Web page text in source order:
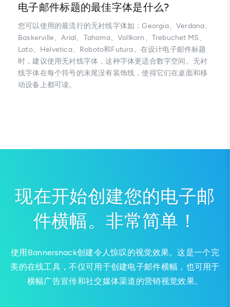
电子邮件标题的最佳字体是什么?
您可以使用的最流行的无衬线字体如：Georgia、Verdana、
Baskerville、Arial、Tahoma、Vollkorn、Trebuchet MS、
Lato、Helvetica、Roboto和Futura。在设计电子邮件标题
时，建议使用无衬线字体，这种字体更适合数字空间。无衬
线字体在每个符号的末尾没有装饰线，使得它们在桌面和移
动设备上都可读。
现在开始创建您的电子邮
件横幅。非常简单！
使用Bannersnack创建令人惊叹的视觉效果。这是一个完
美的在线工具，不仅可用于创建电子邮件横幅，也可用于
横幅广告宣传和社交媒体渠道的营销视觉效果。